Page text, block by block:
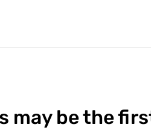
may be the